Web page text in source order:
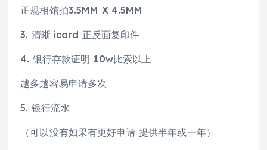
正规相馆拍3.5MM X 4.5MM
3. 清晰 icard 正反面复印件
4. 银行存款证明 10w比索以上
越多越容易申请多次
5. 银行流水
（可以没有如果有更好申请 提供半年或一年）